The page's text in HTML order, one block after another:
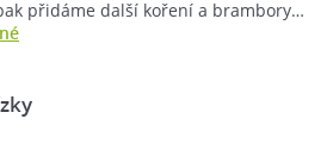
přidáme další koření a brambory…